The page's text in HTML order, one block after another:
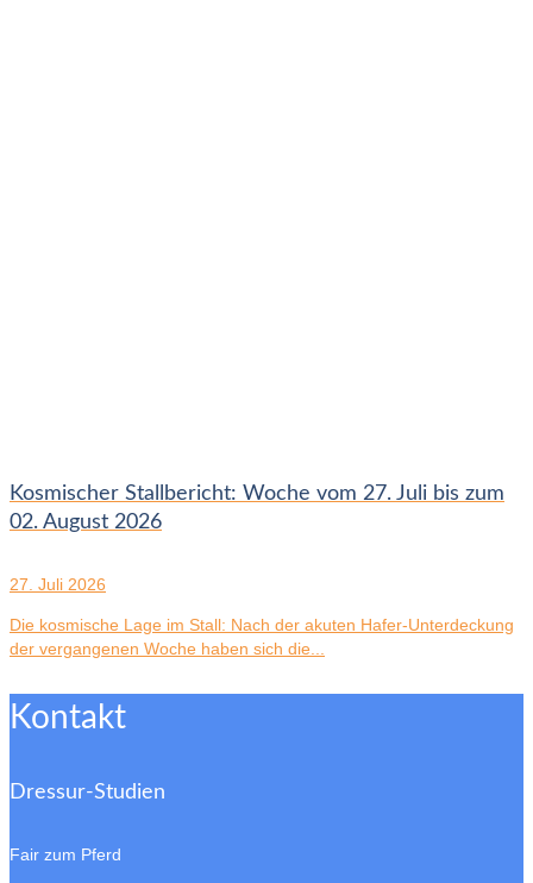
Kosmischer Stallbericht: Woche vom 27. Juli bis zum
02. August 2026
27. Juli 2026
Die kosmische Lage im Stall: Nach der akuten Hafer-Unterdeckung
der vergangenen Woche haben sich die...
Kontakt
Dressur-Studien
Fair zum Pferd